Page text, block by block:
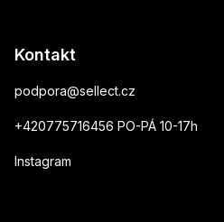
Kontakt
podpora@sellect.cz
+420775716456 PO-PÁ 10-17h
Instagram